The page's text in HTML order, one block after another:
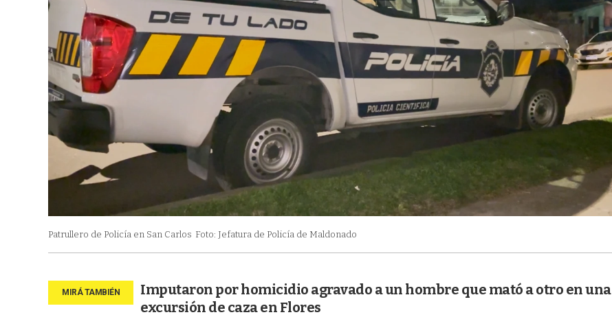
Patrullero de Policía en San Carlos Foto: Jefatura de Policía de Maldonado
Imputaron por homicidio agravado a un hombre que mató a otro en una
excursión de caza en Flores